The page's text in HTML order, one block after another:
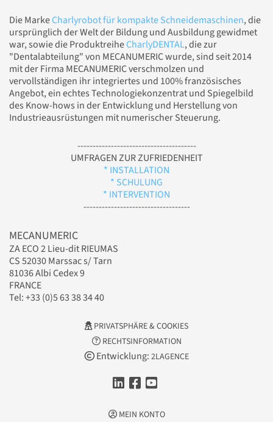
Die MarkeCharlyrobot für kompakte Schneidemaschinen, die
ursprünglich der Welt der Bildung und Ausbildung gewidmet
war, sowie die ProduktreiheCharlyDENTAL, die zur
"Dentalabteilung" von MECANUMERIC wurde, sind seit 2014
mit der Firma MECANUMERIC verschmolzen und
vervollständigen ihr integriertes und 100% französisches
Angebot, ein echtes Technologiekonzentrat und Spiegelbild
des Know-hows in der Entwicklung und Herstellung von
Industrieausrüstungen mit numerischer Steuerung.
---------------------------------------
UMFRAGEN ZUR ZUFRIEDENHEIT
* INSTALLATION
* SCHULUNG
* INTERVENTION
-----------------------------------
MECANUMERIC
ZA ECO 2 Lieu-dit RIEUMAS
CS 52030 Marssac s/ Tarn
81036 Albi Cedex 9
FRANCE
Tel: +33 (0)5 63 38 34 40
PRIVATSPHÄRE & COOKIES
RECHTSINFORMATION
Entwicklung: 2LAGENCE
MEIN KONTO